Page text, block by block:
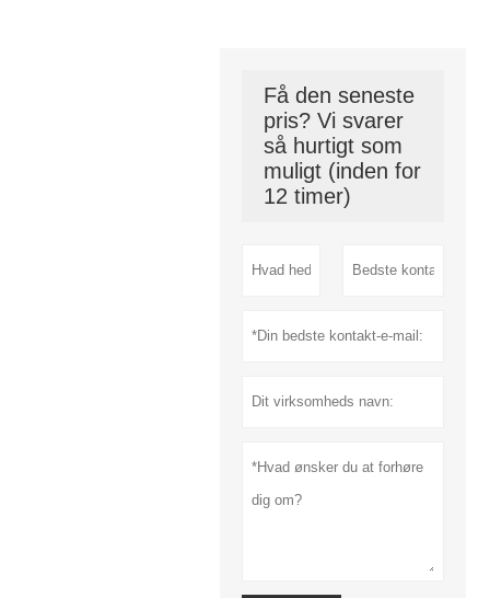
Få den seneste
pris? Vi svarer
så hurtigt som
muligt (inden for
12 timer)